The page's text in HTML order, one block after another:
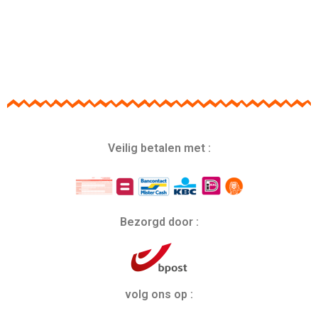
Veilig betalen met :
Bezorgd door :
volg ons op :